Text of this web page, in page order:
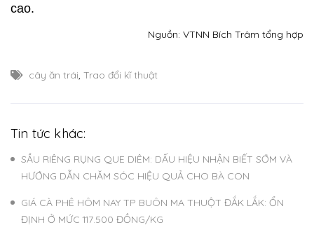
cao.
Nguồn: VTNN Bích Trâm tổng hợp
cây ăn trái, Trao đổi kĩ thuật
Tin tức khác:
SẦU RIÊNG RỤNG QUE DIÊM: DẤU HIỆU NHẬN BIẾT SỚM VÀ
HƯỚNG DẪN CHĂM SÓC HIỆU QUẢ CHO BÀ CON
GIÁ CÀ PHÊ HÔM NAY TP BUÔN MA THUỘT ĐẮK LẮK: ỔN
ĐỊNH Ở MỨC 117.500 ĐỒNG/KG